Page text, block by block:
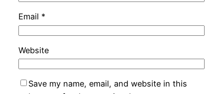
Email *
Website
Save my name, email, and website in this